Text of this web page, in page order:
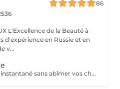
86
L'Excellence de la Beauté à
v...
Obtenez longueur et volume instantané sans abîmer vos cheveux !